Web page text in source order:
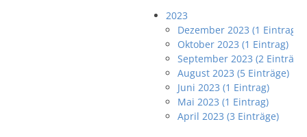
2023
Dezember 2023 (1 Eintrag)
Oktober 2023 (1 Eintrag)
September 2023 (2 Einträge)
August 2023 (5 Einträge)
Juni 2023 (1 Eintrag)
Mai 2023 (1 Eintrag)
April 2023 (3 Einträge)